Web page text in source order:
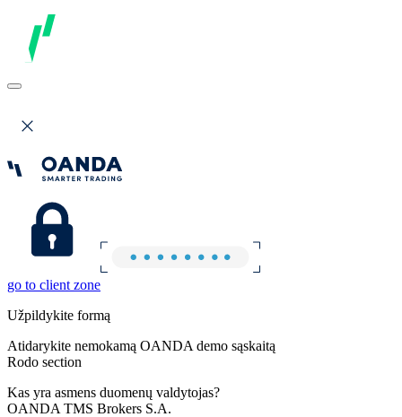
go to client zone
Užpildykite formą
Atidarykite nemokamą OANDA demo sąskaitą
Rodo section
Kas yra asmens duomenų valdytojas?
OANDA TMS Brokers S.A.